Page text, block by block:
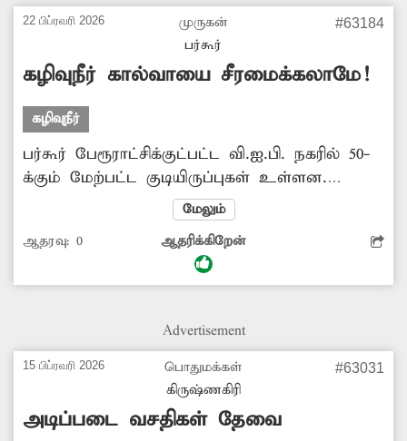
22 பிப்ரவரி 2026
முருகன்
பர்கூர்
#63184
கழிவுநீர் கால்வாயை சீரமைக்கலாமே!
கழிவுநீர்
பர்கூர் பேரூராட்சிக்குட்பட்ட வி.ஐ.பி. நகரில் 50-
க்கும் மேற்பட்ட குடியிருப்புகள் உள்ளன.
இப்பகுதியில் முறையான கழிவுநீர் கால்வாய்
இல்லாத காரணத்தினால் சில இடங்களில்
கழிவுநீர் குளம்போல் தேங்கி துர்நாற்றம்
வீசுகிறது. மேலும் கொசு உற்பத்தியின்
தொற்றுநோய் பரவும் அபாயம் உள்ளது. எனவே
கழிவுநீர் கால்வாயை சீரமைக்க வேண்டும் என்று
இப்பகுதி மக்கள் கோரிக்கை விடுத்துள்ளனர்.
மேலும்
ஆதரவு: 0 ஆதரிக்கிறேன்
Advertisement
15 பிப்ரவரி 2026
பொதுமக்கள்
கிருஷ்ணகிரி
#63031
அடிப்படை வசதிகள் தேவை